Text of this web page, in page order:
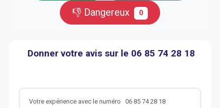
👎 Dangereux 0
Donner votre avis sur le 06 85 74 28 18